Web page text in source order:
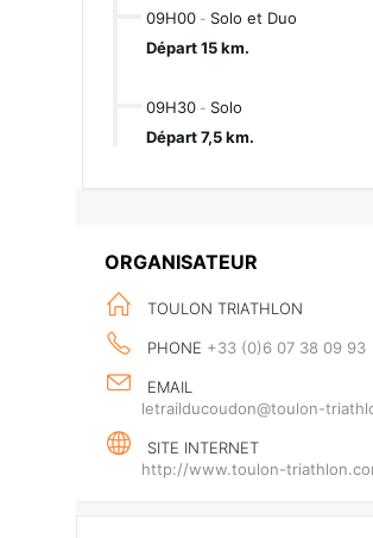
09H00 - Solo et Duo
Départ 15 km.
09H30 - Solo
Départ 7,5 km.
ORGANISATEUR
TOULON TRIATHLON
PHONE +33 (0)6 07 38 09 93‬
EMAIL
letrailducoudon@toulon-
SITE INTERNET
http://www.toulon-